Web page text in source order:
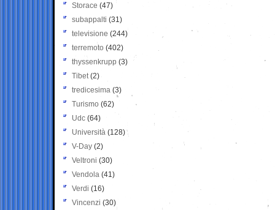
Storace (47)
subappalti (31)
televisione(244)
terremoto (402)
thyssenkrupp (3)
Tibet(2)
tredicesima (3)
Turismo (62)
Udc (64)
Università (128)
V-Day (2)
Veltroni (30)
Vendola (41)
Verdi (16)
Vincenzi (30)